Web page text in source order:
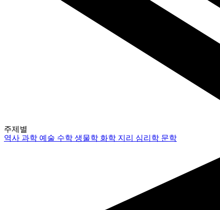
주제별
역사과학 예술 수학생물학 화학 지리 심리학 문학